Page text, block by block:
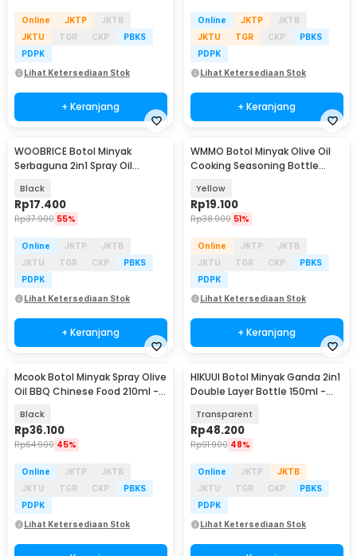
Online JKTP
JKTB
JKTU
TGR CKP
PBKS
PDPK
Lihat Ketersediaan Stok
+ Keranjang
Online JKTP
JKTB
JKTU
TGR CKP
PBKS
PDPK
Lihat Ketersediaan Stok
+ Keranjang
WOOBRICE Botol Minyak
Serbaguna 2in1 Spray Oil
Black
Rp17.400
Rp37.900 55%
Online JKTP
JKTB
JKTU
TGR CKP
PBKS
PDPK
Lihat Ketersediaan Stok
+ Keranjang
WMMO Botol Minyak Olive Oil
Cooking Seasoning Bottle
Yellow
Rp19.100
Rp38.900 51%
Online JKTP
JKTB
JKTU
TGR CKP
PBKS
PDPK
Lihat Ketersediaan Stok
+ Keranjang
Mcook Botol Minyak Spray Olive
Oil BBQ Chinese Food 210ml -
Black
Rp36.100
Rp64.900 45%
Online JKTP
JKTB
JKTU
TGR CKP
PBKS
PDPK
Lihat Ketersediaan Stok
HIKUUI Botol Minyak Ganda 2in1
Double Layer Bottle 150ml -
Transparent
Rp48.200
Rp91.900 48%
Online JKTP
JKTB
JKTU
TGR CKP
PBKS
PDPK
Lihat Ketersediaan Stok